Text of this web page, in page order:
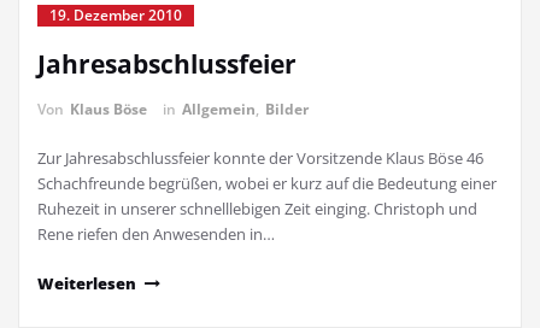
19. Dezember 2010
Jahresabschlussfeier
Von Klaus Böse in Allgemein, Bilder
Zur Jahresabschlussfeier konnte der Vorsitzende Klaus Böse 46
Schachfreunde begrüßen, wobei er kurz auf die Bedeutung einer
Ruhezeit in unserer schnelllebigen Zeit einging. Christoph und
Rene riefen den Anwesenden in…
Weiterlesen